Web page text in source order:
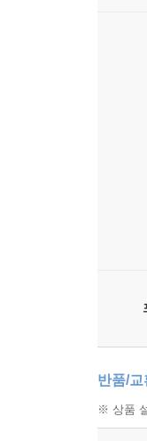
반품/교
※ 상품